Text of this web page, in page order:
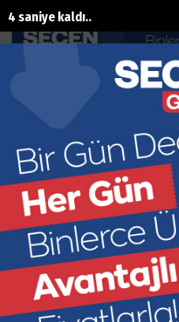
3 saniye kaldı..
Mimar Sinan
Kepez’de
Ana Sayfa Kültür Sanat